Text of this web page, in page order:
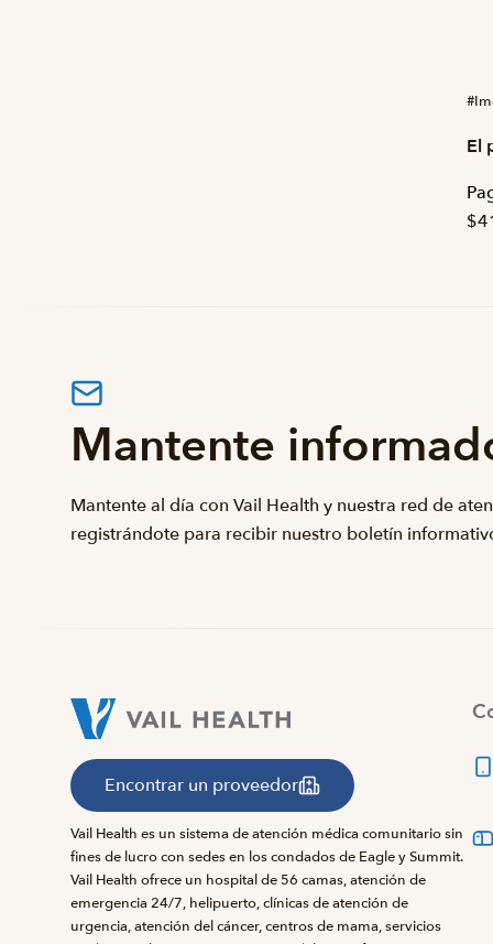
El
Mantente
Mantente al día con Vail Health y nuestra red de
registrándote para recibir nuestro boletín
Encontrar un proveedor
Vail Health es un sistema de atención médica comunitario sin
fines de lucro con sedes en los condados de Eagle y Summit.
Vail Health ofrece un hospital de 56 camas, atención de
emergencia 24/7, helipuerto, clínicas de atención de
urgencia, atención del cáncer, centros de mama, servicios